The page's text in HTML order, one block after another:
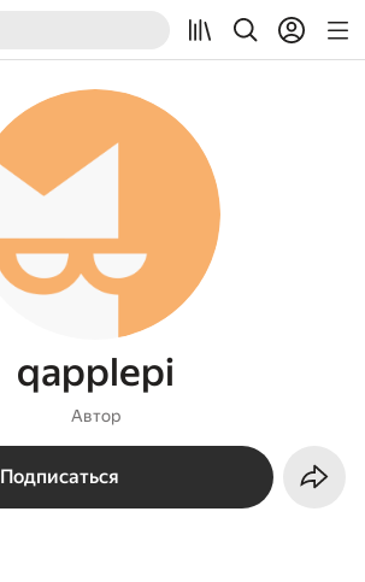
qapplepi
Автор
Подписаться